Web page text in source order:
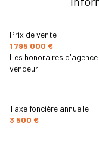
interphone
Prix de vente
1 795 000 €
Les honoraires
vendeur
Taxe foncière annuelle
3 500 €